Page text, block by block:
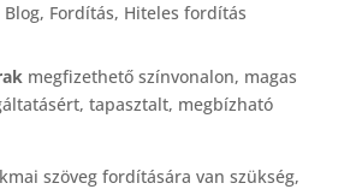
Blog, Fordítás, Hiteles fordítás
megfizethető színvonalon, magas
tapasztalt, megbízható
szöveg fordítására van szükség,